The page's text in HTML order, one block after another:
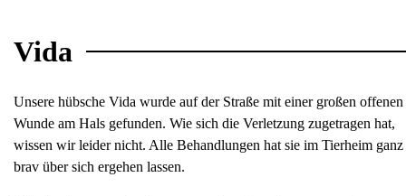
Vida
Unsere hübsche Vida wurde auf der Straße mit einer großen offenen
Wunde am Hals gefunden. Wie sich die Verletzung zugetragen hat,
wissen wir leider nicht. Alle Behandlungen hat sie im Tierheim ganz
brav über sich ergehen lassen.